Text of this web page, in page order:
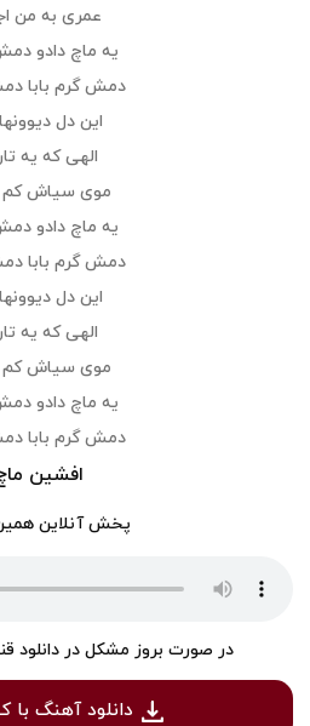
عمری به من
یه ماچ دادو
دمش گرم بابا
این دل دیوونه‎اشه
الهی که یه
موی سیاش کم
یه ماچ دادو
دمش گرم بابا
این دل دیوونه‎اشه
الهی که یه
موی سیاش کم
یه ماچ دادو
دمش گرم بابا
افشین
پخش آنلاین
در صورت بروز مشکل در دانلود
دانلود آهنگ با